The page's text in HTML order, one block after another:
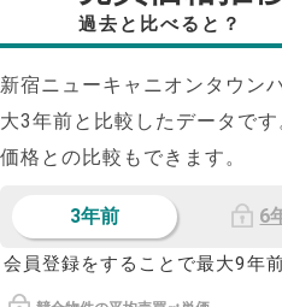
過去と比べると？
新宿ニューキャニオンタウン
大3年前と比較したデータで
価格との比較もできます。
3年前 6
会員登録をすることで最大9年